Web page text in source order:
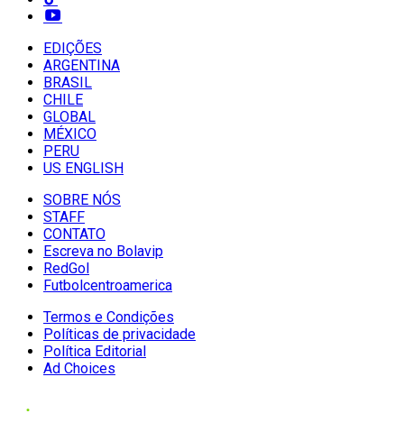
EDIÇÕES
ARGENTINA
BRASIL
CHILE
GLOBAL
MÉXICO
PERU
US ENGLISH
SOBRE NÓS
STAFF
CONTATO
Escreva no Bolavip
RedGol
Futbolcentroamerica
Termos e Condições
Políticas de privacidade
Política Editorial
Ad Choices